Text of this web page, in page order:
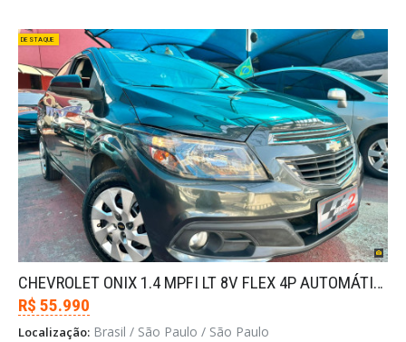
DESTAQUE
CHEVROLET ONIX 1.4 MPFI LT 8V FLEX 4P AUTOMÁTICO
R$ 55.990
Localização: Brasil / São Paulo / São Paulo